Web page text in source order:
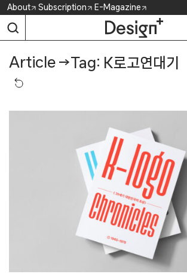
Skip
content
About Subscription E-Magazine
Article →Tag: K로고연대기